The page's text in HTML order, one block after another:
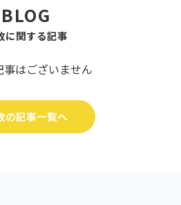
BLOG
に関する記事
事はございません
の記事一覧へ